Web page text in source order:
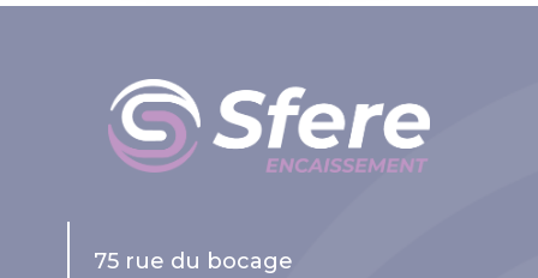
75 rue du bocage